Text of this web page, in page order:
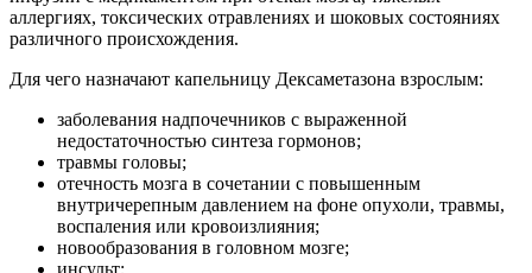
аллергиях, токсических отравлениях и шоковых состояниях
различного происхождения.
Для чего назначают капельницу Дексаметазона взрослым:
заболевания надпочечников с выраженной
недостаточностью синтеза гормонов;
травмы головы;
отечность мозга в сочетании с повышенным
внутричерепным давлением на фоне опухоли, травмы,
воспаления или кровоизлияния;
новообразования в головном мозге;
инсульт;